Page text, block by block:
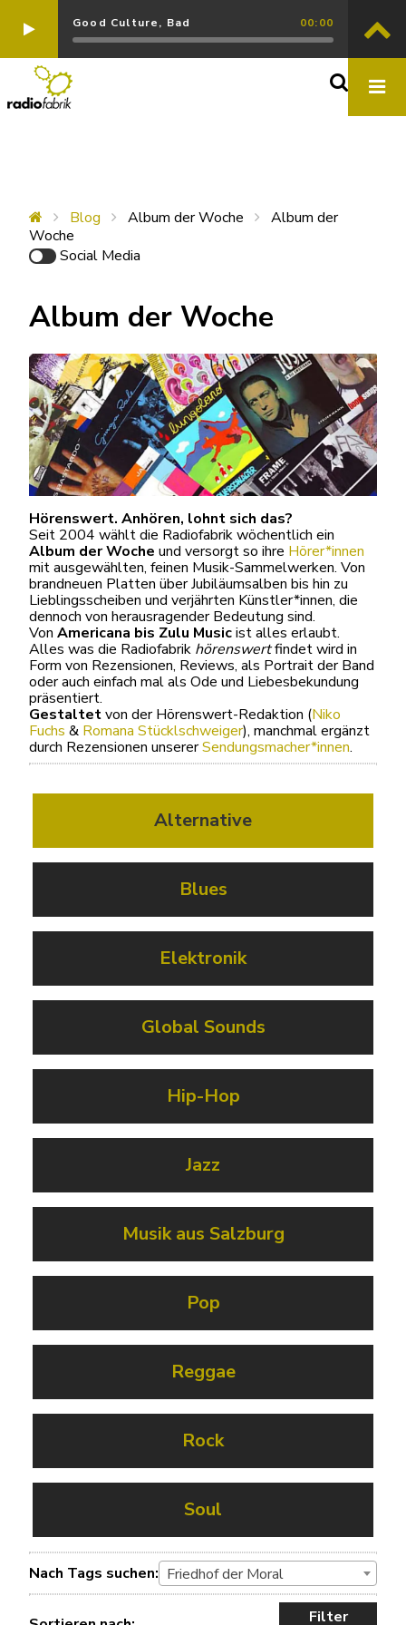
Good Culture, Bad 00:00
Blog Album der Woche
Album der
Woche
Social Media
Album der Woche
Hörenswert. Anhören, lohnt sich das?
Seit 2004 wählt die Radiofabrik wöchentlich ein
Album der Woche und versorgt so ihre Hörer*innen
mit ausgewählten, feinen Musik-Sammelwerken. Von
brandneuen Platten über Jubiläumsalben bis hin zu
Lieblingsscheiben und verjährten Künstler*innen, die
dennoch von herausragender Bedeutung sind.
Von Americana bis Zulu Musicist alles erlaubt.
Alles was die Radiofabrik hörenswertfindet wird in
Form von Rezensionen, Reviews, als Portrait der Band
oder auch einfach mal als Ode und Liebesbekundung
präsentiert.
Gestaltetvon der Hörenswert-Redaktion (Niko
Fuchs & Romana Stücklschweiger), manchmal ergänzt
durch Rezensionen unsererSendungsmacher*innen.
Alternative
Blues
Elektronik
Global Sounds
Hip-Hop
Jazz
Musik aus Salzburg
Pop
Reggae
Rock
Soul
Nach Tags suchen: Friedhof der Moral
Filter